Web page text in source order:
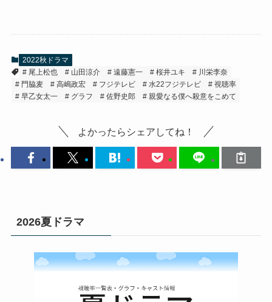
2022秋ドラマ
尾上松也
山田涼介 遠藤憲一 桜井ユキ
川栄李奈
門脇麦
高嶋政宏 フジテレビ 水22フジテレビ
視聴率
早乙女太一
グラフ 佐野史郎 親愛なる僕へ殺意をこめて
よかったらシェアしてね！
2026夏ドラマ